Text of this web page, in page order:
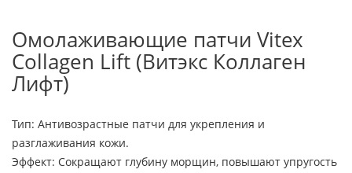
Омолаживающие патчи Vitex
Collagen Lift (Витэкс Коллаген
Лифт)
Тип: Антивозрастные патчи для укрепления и
разглаживания кожи.
Эффект: Сокращают глубину морщин, повышают упругость